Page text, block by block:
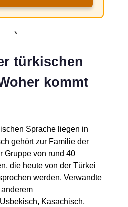
*
türkischen
kommt
Sprache liegen in
gehört zur Familie der
Gruppe von rund 40
die heute von der Türkei
werden. Verwandte
Kasachisch,